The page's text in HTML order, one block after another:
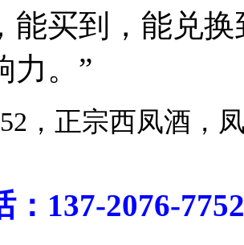
能买到，能兑
力。”
，正宗西凤酒
：137-2076-7752